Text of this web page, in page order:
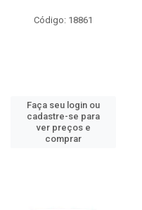
Código: 18861
Faça seu login ou
cadastre-se para
ver preços e
comprar